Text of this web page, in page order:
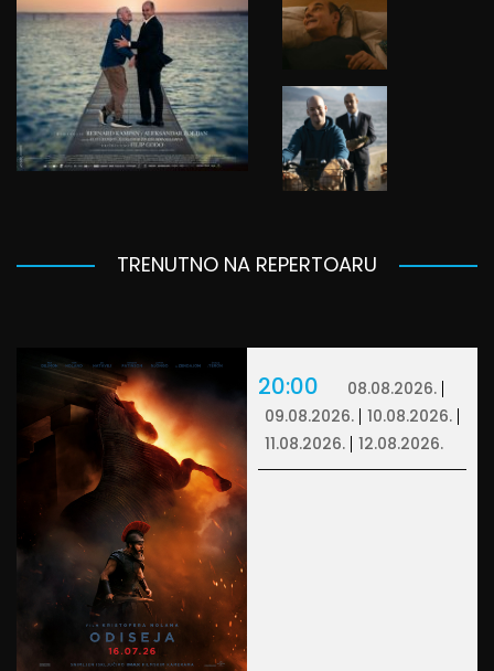
TRENUTNO NA REPERTOARU
20:00
08.08.2026.
09.08.2026.
10.08.2026.
11.08.2026.
12.08.2026.